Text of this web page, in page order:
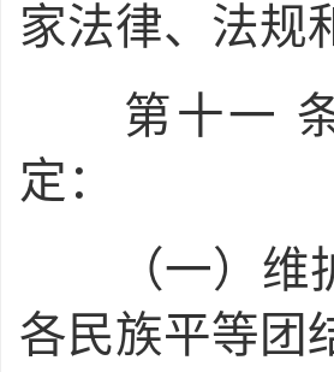
家法律、法规
第十一
定：
（一）维护
各民族平等团